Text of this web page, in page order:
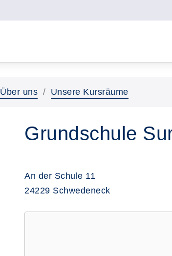
Über uns Unsere Kursräume
Grundschule
An der Schule 11
24229 Schwedeneck